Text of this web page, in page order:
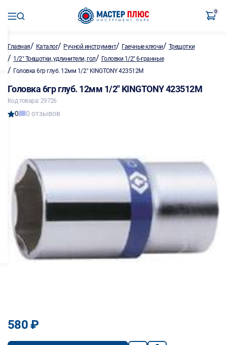
0
Главная/ Каталог/ Ручной инструмент/ Гаечные ключи/ Трещотки
/ 1/2" Трещотки, удлинители, гол/ Головки 1/2" 6-гранные
/ Головка 6гр глуб. 12мм 1/2" KINGTONY 423512M
Головка 6гр глуб. 12мм 1/2" KINGTONY 423512M
Код товара: 29726
0 0 отзывов
580 ₽